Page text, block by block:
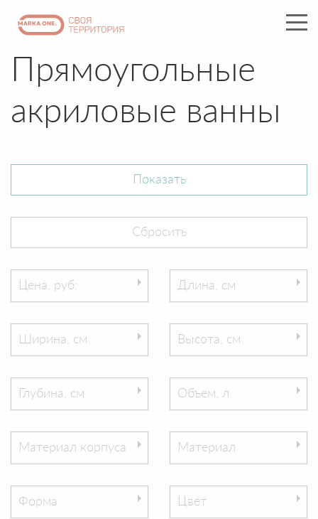
Прямоугольные
акриловые ванны
Цена, руб: Длина, см
Ширина, см Высота, см
Глубина, см Объем, л
Материал корпуса Материал
Форма Цвет